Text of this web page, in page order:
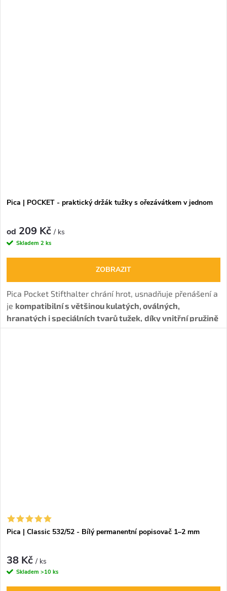
Pica | POCKET - praktický držák tužky s ořezávátkem v jednom
od 209 Kč/ ks
Skladem 2 ks
ZOBRAZIT
Pica Pocket Stifthalter chrání hrot, usnadňuje přenášení a
je kompatibilní s většinou kulatých, oválných,
hranatých i speciálních tvarů tužek, díky vnitřní pružině
udrží i ty nejmenší pahýly (špačky).
Pica | Classic 532/52 - Bílý permanentní popisovač 1–2 mm
38 Kč/ ks
Skladem >10 ks